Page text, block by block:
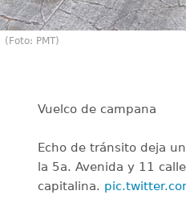
(Foto: PMT)
Vuelco de campana
Echo de tránsito deja
la 5a. Avenida y 11
capitalina.